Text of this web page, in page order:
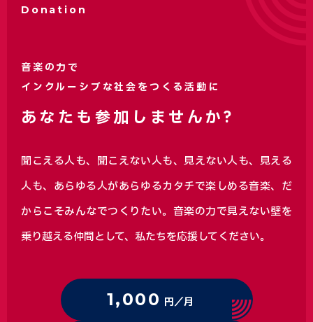
Donation
音楽の力で
インクルーシブな社会をつくる活動に
あなたも参加しませんか?
聞こえる人も、聞こえない人も、見えない人も、見える
人も、あらゆる人があらゆるカタチで楽しめる音楽、 だ
からこそみんなでつくりたい。音楽の力で見えない壁を
乗り越える仲間として、私たちを応援してください。
1,000 円／月